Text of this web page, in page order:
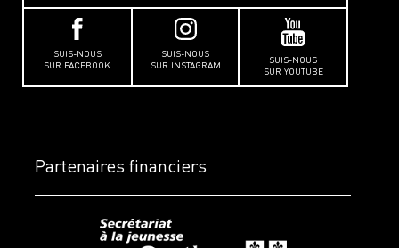
SUIS-NOUS
SUR FACEBOOK
SUIS-NOUS
SUR INSTAGRAM
SUIS-NOUS
SUR YOUTUBE
Partenaires financiers